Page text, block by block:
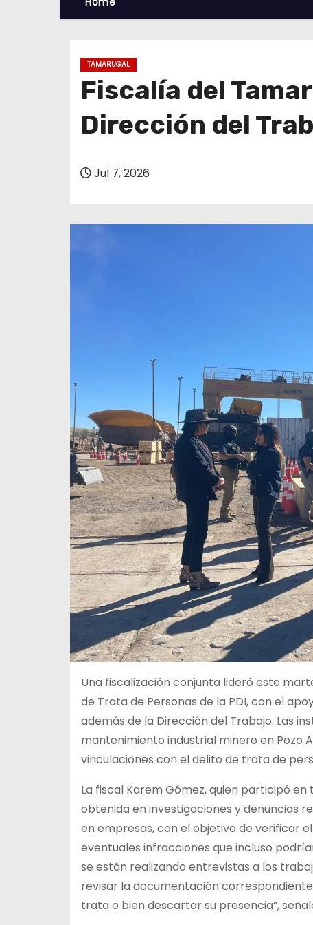
TAMARUGAL
Fiscalía del
Dirección del
Jul 7, 2026
Una fiscalización conjunta lideró este
de Trata de Personas de la PDI, con el
además de la Dirección del Trabajo. Las
mantenimiento industrial minero en Pozo
vinculaciones con el delito de trata de
La fiscal Karem Gómez, quien participó
obtenida en investigaciones y denuncias
en empresas, con el objetivo de verificar
eventuales infracciones que incluso
se están realizando entrevistas a los
revisar la documentación
trata o bien descartar su presencia”,